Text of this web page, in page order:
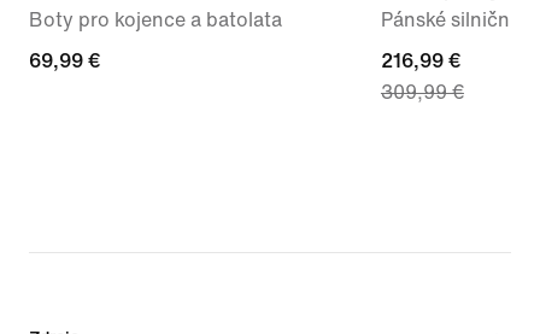
Boty pro kojence a batolata
69,99 €
69,99 €
Pánské silniční
current
price
216,99 €
309,99 €